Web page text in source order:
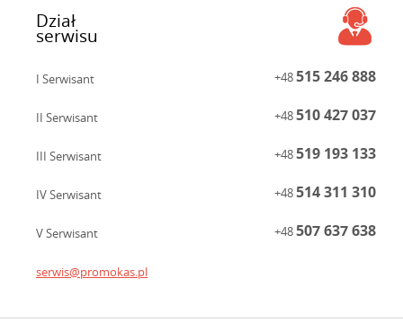
Dział
serwisu
I Serwisant +48515 246 888
II Serwisant +48510 427 037
III Serwisant +48519 193 133
IV Serwisant +48514 311 310
V Serwisant +48507 637 638
serwis@promokas.pl